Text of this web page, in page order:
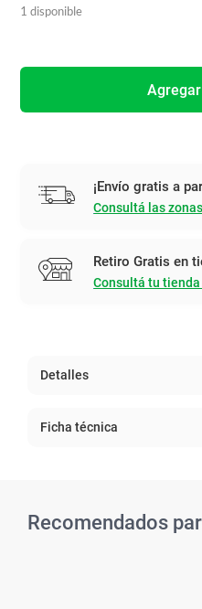
1 disponible
¡Envío gratis a
Consultá las
Retiro Gratis en
Consultá tu
Detalles
Ficha técnica
Recomendados